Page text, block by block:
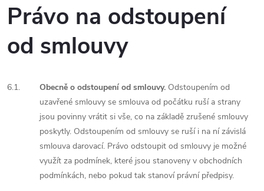
Právo na odstoupení
od smlouvy
6.1. Obecně o odstoupení od smlouvy. Odstoupením od
uzavřené smlouvy se smlouva od počátku ruší a strany
jsou povinny vrátit si vše, co na základě zrušené smlouvy
poskytly. Odstoupením od smlouvy se ruší i na ní závislá
smlouva darovací. Právo odstoupit od smlouvy je možné
využít za podmínek, které jsou stanoveny v obchodních
podmínkách, nebo pokud tak stanoví právní předpisy.